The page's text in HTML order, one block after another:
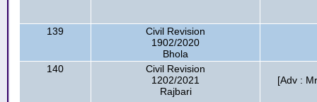
139
Civil Revision
1902/2020
Bhola
140
Civil Revision
1202/2021
Rajbari
[Adv :